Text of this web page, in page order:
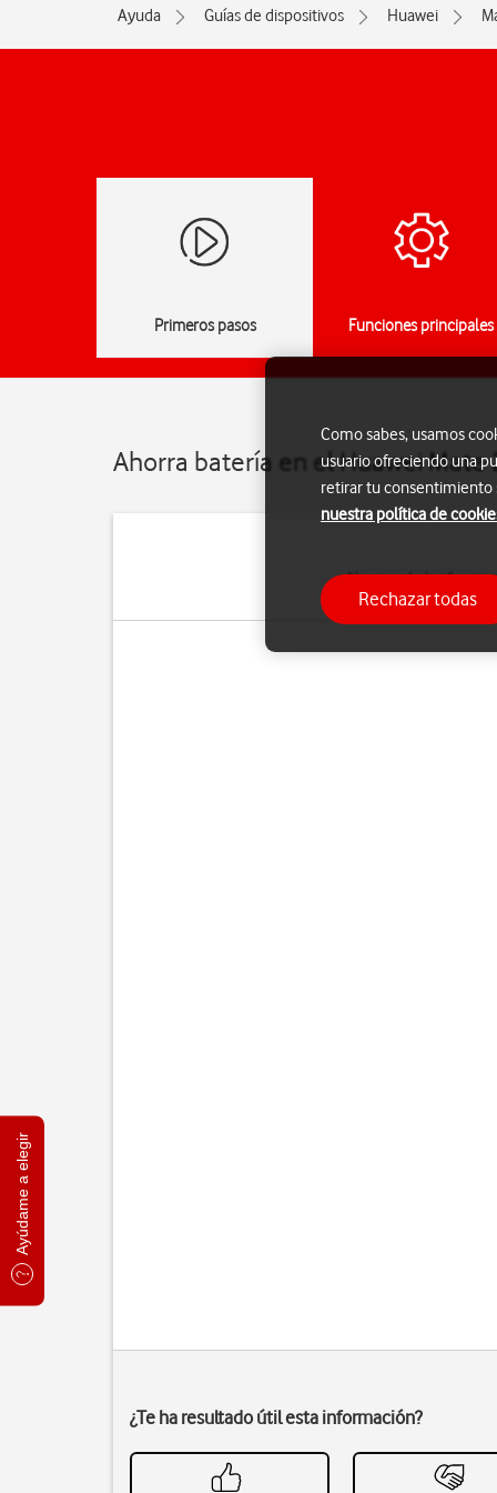
Ayúdame a elegir
Ayuda Guías de dispositivos Huawei
Primeros pasos Funciones principales
Ahorra batería en el Huawei Mate
Algunas de las
¿Te ha resultado útil esta información?
Como sabes, usamos
usuario ofreciendo una
retirar tu consentimiento
nuestra política de
Rechazar todas